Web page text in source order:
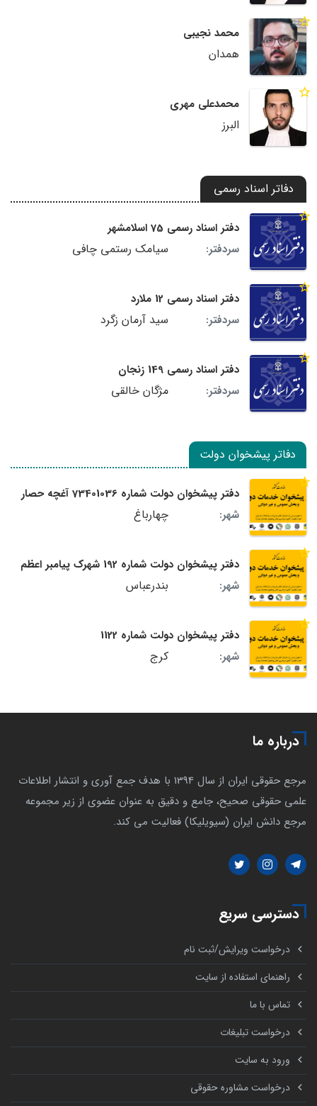
محمد نجیبی
همدان
محمدعلی مهری
البرز
دفاتر اسناد رسمی
دفتر اسناد رسمی 75 اسلامشهر
سردفتر:
سیامک رستمی چافی
دفتر اسناد رسمی 12 ملارد
سردفتر:
سید آرمان زگرد
دفتر اسناد رسمی 149 زنجان
سردفتر:
مژگان خالقی
دفاتر پیشخوان دولت
دفتر پیشخوان دولت شماره 73401036 آغچه حصار
شهر:
چهارباغ
دفتر پیشخوان دولت شماره 192 شهرک پیامبر اعظم
شهر:
بندرعباس
دفتر پیشخوان دولت شماره 1122
شهر:
کرج
درباره ما
مرجع حقوقی ایران از سال 1394 با هدف جمع آوری و انتشار اطلاعات
علمی حقوقی صحیح، جامع و دقیق به عنوان عضوی از زیر مجموعه
مرجع دانش ایران (سیویلیکا) فعالیت می کند.
دسترسی سریع
درخواست ویرایش/ثبت نام
راهنمای استفاده از سایت
تماس با ما
درخواست تبلیغات
ورود به سایت
درخواست مشاوره حقوقی